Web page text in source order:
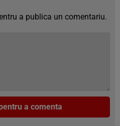
a publica un comentariu.
a comenta